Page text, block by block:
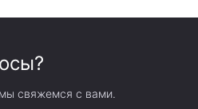
свяжемся с вами.